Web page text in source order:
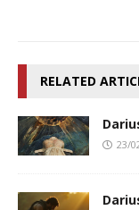
RELATED
23/